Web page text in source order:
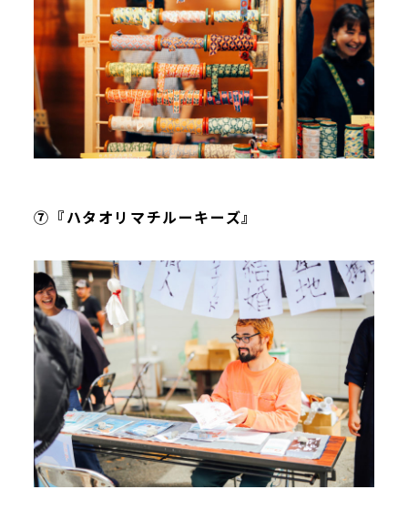
⑦『ハタオリマチルーキーズ』